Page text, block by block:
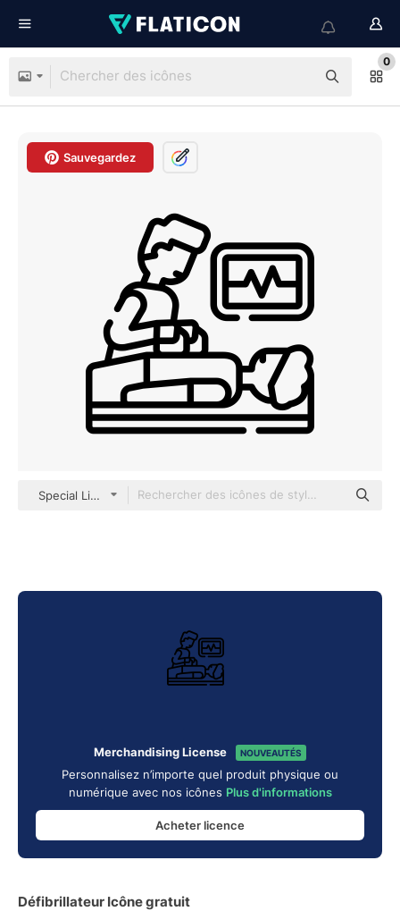
0
Sauvegardez
Special Lineal
Merchandising License NOUVEAUTÉS
Personnalisez n’importe quel produit physique ou
numérique avec nos icônes Plus d'informations
Acheter licence
Défibrillateur Icône gratuit